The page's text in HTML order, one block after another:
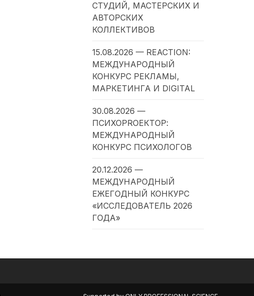
СТУДИЙ, МАСТЕРСКИХ И
АВТОРСКИХ
КОЛЛЕКТИВОВ
15.08.2026 — REACTION:
МЕЖДУНАРОДНЫЙ
КОНКУРС РЕКЛАМЫ,
МАРКЕТИНГА И DIGITAL
30.08.2026 —
ПСИХОPROЕКТОР:
МЕЖДУНАРОДНЫЙ
КОНКУРС ПСИХОЛОГОВ
20.12.2026 —
МЕЖДУНАРОДНЫЙ
ЕЖЕГОДНЫЙ КОНКУРС
«ИССЛЕДОВАТЕЛЬ 2026
ГОДА»